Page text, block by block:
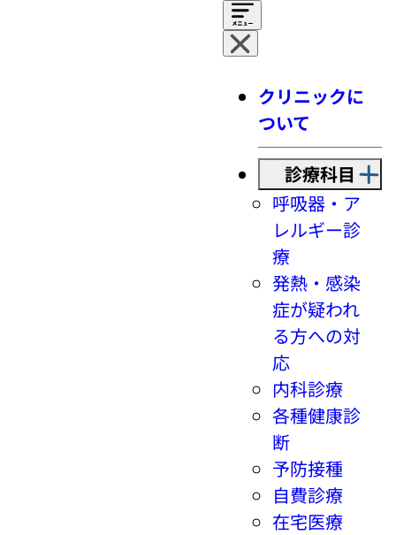
クリニックに
ついて
診療科目
呼吸器・ア
レルギー診
療
発熱・感染
症が疑われ
る方への対
応
内科診療
各種健康診
断
予防接種
自費診療
在宅医療